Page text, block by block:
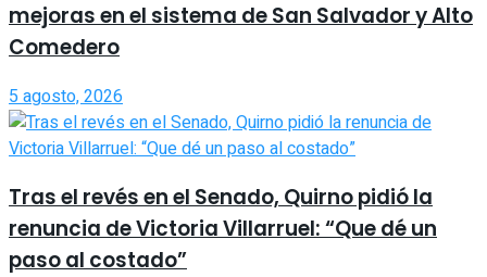
mejoras en el sistema de San Salvador y Alto
Comedero
5 agosto, 2026
Tras el revés en el Senado, Quirno pidió la
renuncia de Victoria Villarruel: “Que dé un
paso al costado”